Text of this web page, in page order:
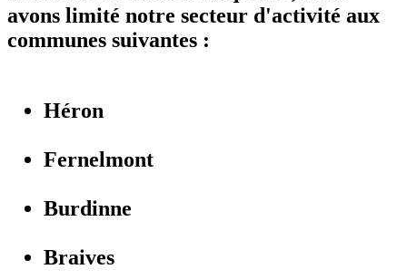
avons limité notre secteur d'activité aux
communes suivantes :
Héron
Fernelmont
Burdinne
Braives